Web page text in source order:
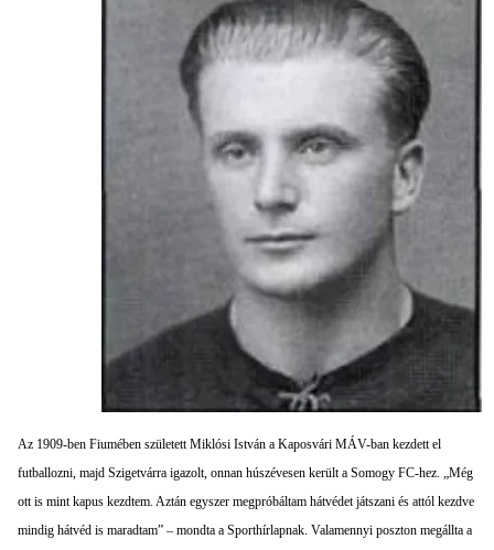
Az 1909-ben Fiumében született Miklósi István a Kaposvári MÁV-ban kezdett el
futballozni, majd Szigetvárra igazolt, onnan húszévesen került a Somogy FC-hez. „Még
ott is mint kapus kezdtem. Aztán egyszer megpróbáltam hátvédet játszani és attól kezdve
mindig hátvéd is maradtam” – mondta a Sporthírlapnak. Valamennyi poszton megállta a